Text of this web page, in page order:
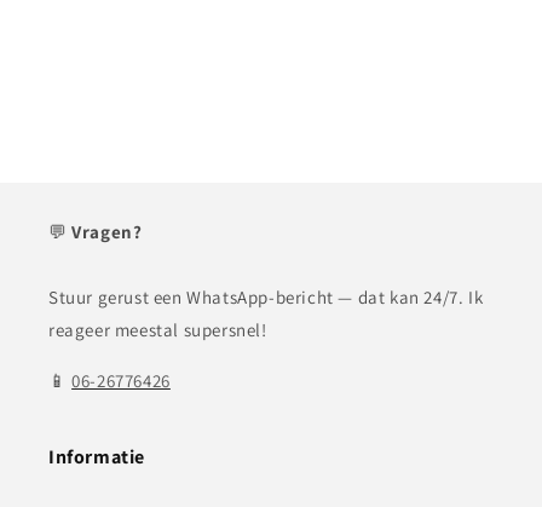
💬Vragen?
Stuur gerust een WhatsApp-bericht — dat kan 24/7. Ik
reageer meestal supersnel!
📱06-26776426
Informatie